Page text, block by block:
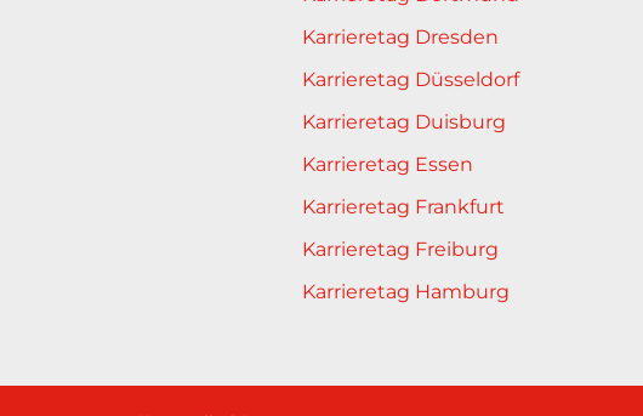
Karrieretag Dresden
Karrieretag Düsseldorf
Karrieretag Duisburg
Karrieretag Essen
Karrieretag Frankfurt
Karrieretag Freiburg
Karrieretag Hamburg